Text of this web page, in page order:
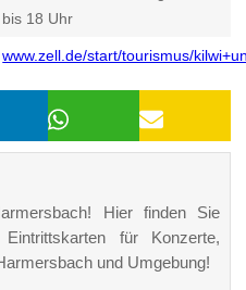
bis 18 Uhr
www.zell.de/start/tourismus/
Hier finden Sie
für Konzerte,
und Umgebung!